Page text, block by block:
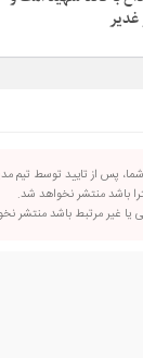
پس از تایید توسط تیم
باشد منتشر نخواهد شد.
یا غیر مرتبط باشد منتشر